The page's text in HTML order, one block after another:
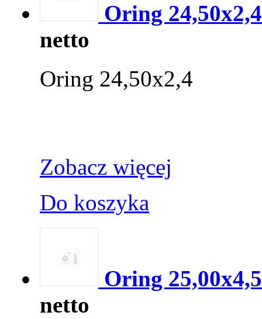
Oring 24,50x2,4
netto
Oring 24,50x2,4
Zobacz więcej
Do koszyka
Oring
netto